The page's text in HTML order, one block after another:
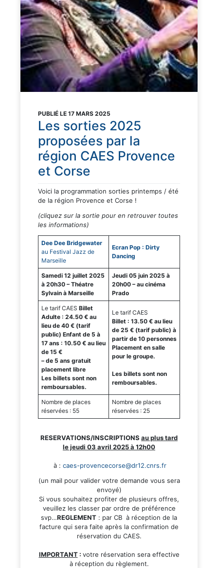
PUBLIÉ LE 17 MARS 2025
Les sorties 2025
proposées par la
région CAES Provence
et Corse
Voici la programmation sorties printemps / été
de la région Provence et Corse !
(cliquez sur la sortie pour en retrouver toutes
les informations)
Dee Dee Bridgewater
au Festival Jazz de
Marseille
Ecran Pop : Dirty
Dancing
Samedi 12 juillet 2025
à 20h30 – Théatre
Sylvain à Marseille
Jeudi 05 juin 2025 à
20h00 – au cinéma
Prado
Le tarif CAES Billet
Adulte : 24.50 € au
lieu de 40 € (tarif
public) Enfant de 5 à
17 ans : 10.50 € au lieu
de 15 €
– de 5 ans gratuit
placement libre
Les billets sont non
remboursables.
Le tarif CAES
Billet : 13.50 € au lieu
de 25 € (tarif public) à
partir de 10 personnes
Placement en salle
pour le groupe.
Les billets sont non
remboursables.
Nombre de places
réservées : 55
Nombre de places
réservées : 25
RESERVATIONS/INSCRIPTIONS au plus tard
le jeudi 03 avril 2025 à 12h00
à : caes-provencecorse@dr12.cnrs.fr
(un mail pour valider votre demande vous sera
envoyé)
Si vous souhaitez profiter de plusieurs offres,
veuillez les classer par ordre de préférence
svp…REGLEMENT : par CB à réception de la
facture qui sera faite après la confirmation de
réservation du CAES.
IMPORTANT: votre réservation sera effective
à réception du règlement.